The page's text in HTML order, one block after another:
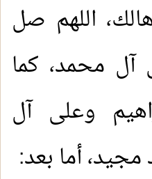
اللهم صل
محمد، كما
وعلى آل
أما بعد: